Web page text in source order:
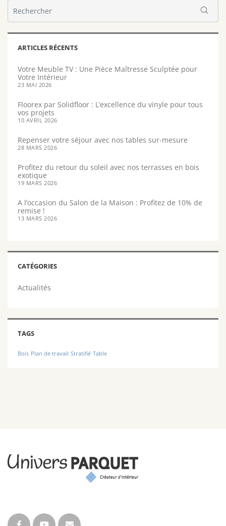
articles
ARTICLES RÉCENTS
Votre Meuble TV : Une Pièce Maîtresse Sculptée pour
Votre Intérieur
23 MAI 2026
Floorex par Solidfloor : L’excellence du vinyle pour tous
vos projets
10 AVRIL 2026
Repenser votre séjour avec nos tables sur-mesure
28 MARS 2026
Profitez du retour du soleil avec nos terrasses en bois
exotique
19 MARS 2026
A l’occasion du Salon de la Maison : Profitez de 10% de
remise !
13 MARS 2026
CATÉGORIES
Actualités
TAGS
Bois Plan de travail Stratifié Table